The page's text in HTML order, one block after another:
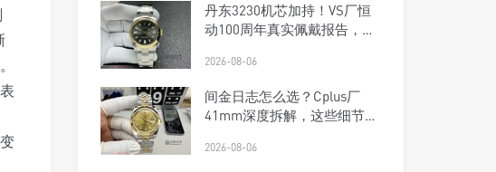
丹东3230机芯加持！VS厂恒
动100周年真实佩戴报告，优
2026-08-06
间金日志怎么选？Cplus厂
41mm深度拆解，这些细节商
2026-08-06